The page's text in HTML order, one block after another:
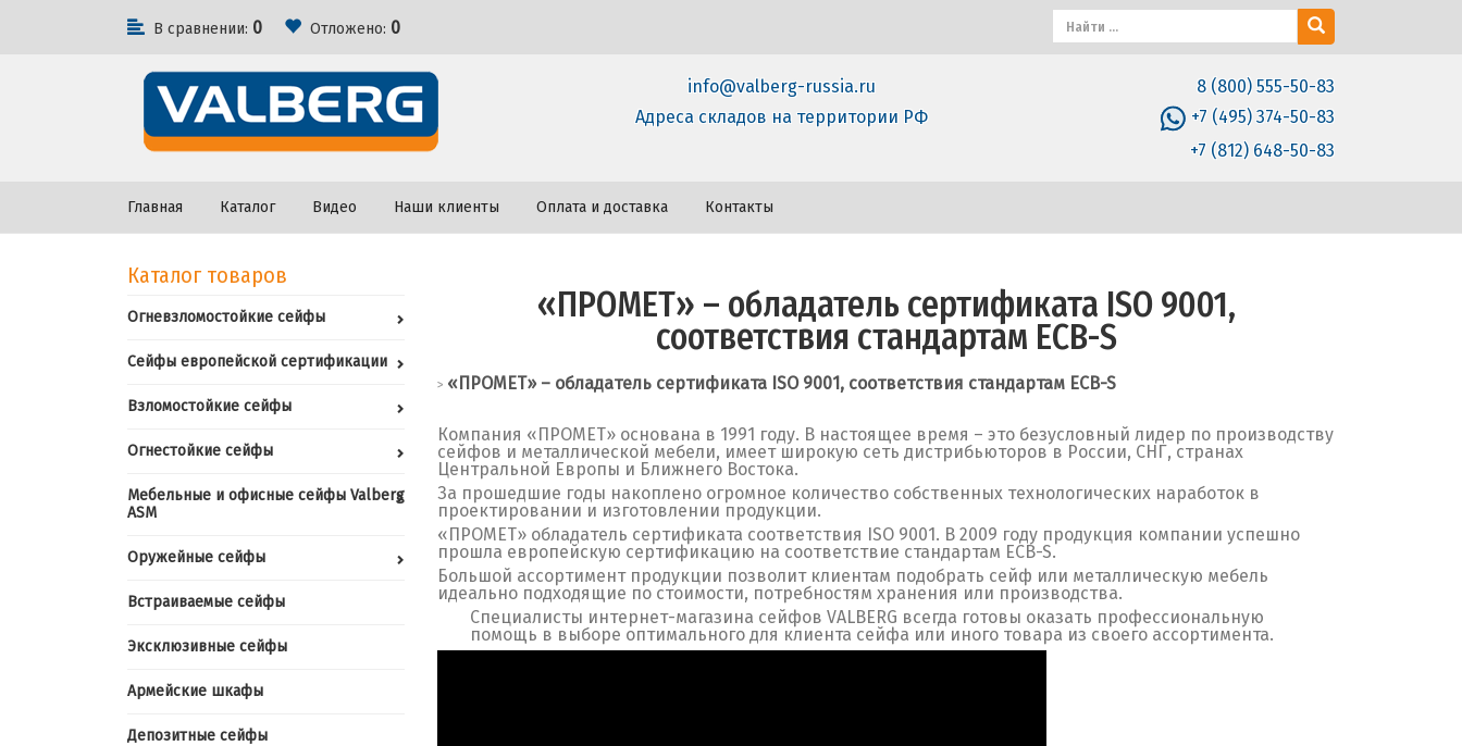
В сравнении: 0 Отложено: 0
info@valberg-russia.ru
Адреса складов на территории РФ
8 (800) 555-50-83
+7 (495) 374-50-83
+7 (812) 648-50-83
Главная Каталог Видео Наши клиенты Оплата и доставка Контакты
Каталог товаров
Огневзломостойкие сейфы
Сейфы европейской сертификации
Взломостойкие сейфы
Огнестойкие сейфы
Мебельные и офисные сейфы Valberg
ASM
Оружейные сейфы
Встраиваемые сейфы
Эксклюзивные сейфы
Армейские шкафы
Депозитные сейфы
«ПРОМЕТ» – обладатель сертификата ISO 9001,
соответствия стандартам ECB-S
> «ПРОМЕТ» – обладатель сертификата ISO 9001, соответствия стандартам ECB-S
Компания «ПРОМЕТ» основана в 1991 году. В настоящее время – это безусловный лидер по производству
сейфов и металлической мебели, имеет широкую сеть дистрибьюторов в России, СНГ, странах
Центральной Европы и Ближнего Востока.
За прошедшие годы накоплено огромное количество собственных технологических наработок в
проектировании и изготовлении продукции.
«ПРОМЕТ» обладатель сертификата соответствия ISO 9001. В 2009 году продукция компании успешно
прошла европейскую сертификацию на соответствие стандартам ECB-S.
Большой ассортимент продукции позволит клиентам подобрать сейф или металлическую мебель
идеально подходящие по стоимости, потребностям хранения или производства.
Специалисты интернет-магазина сейфов VALBERG всегда готовы оказать профессиональную
помощь в выборе оптимального для клиента сейфа или иного товара из своего ассортимента.